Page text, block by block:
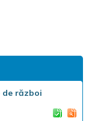
de război